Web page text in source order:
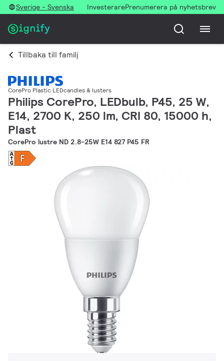
Sverige - Svenska InvesterarePrenumerera på nyhetsbrev
Tillbaka till familj
CorePro Plastic LEDcandles & lusters
Philips CorePro, LEDbulb, P45, 25 W,
E14, 2700 K, 250 lm, CRI 80, 15000 h,
Plast
CorePro lustre ND 2.8-25W E14 827 P45 FR